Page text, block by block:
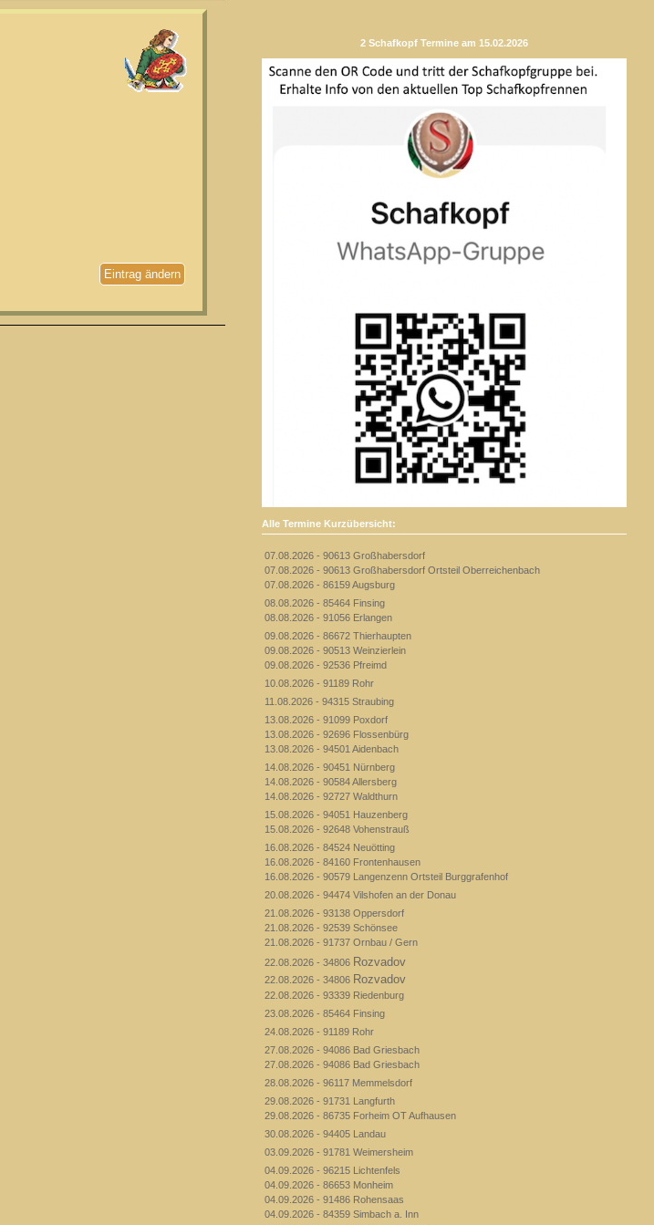
Eintrag ändern
2 Schafkopf Termine am 15.02.2026
Alle Termine Kurzübersicht:
07.08.2026 - 90613 Großhabersdorf
07.08.2026 - 90613 Großhabersdorf Ortsteil Oberreichenbach
07.08.2026 - 86159 Augsburg
08.08.2026 - 85464 Finsing
08.08.2026 - 91056 Erlangen
09.08.2026 - 86672 Thierhaupten
09.08.2026 - 90513 Weinzierlein
09.08.2026 - 92536 Pfreimd
10.08.2026 - 91189 Rohr
11.08.2026 - 94315 Straubing
13.08.2026 - 91099 Poxdorf
13.08.2026 - 92696 Flossenbürg
13.08.2026 - 94501 Aidenbach
14.08.2026 - 90451 Nürnberg
14.08.2026 - 90584 Allersberg
14.08.2026 - 92727 Waldthurn
15.08.2026 - 94051 Hauzenberg
15.08.2026 - 92648 Vohenstrauß
16.08.2026 - 84524 Neuötting
16.08.2026 - 84160 Frontenhausen
16.08.2026 - 90579 Langenzenn Ortsteil Burggrafenhof
20.08.2026 - 94474 Vilshofen an der Donau
21.08.2026 - 93138 Oppersdorf
21.08.2026 - 92539 Schönsee
21.08.2026 - 91737 Ornbau / Gern
22.08.2026 - 34806 Rozvadov
22.08.2026 - 34806 Rozvadov
22.08.2026 - 93339 Riedenburg
23.08.2026 - 85464 Finsing
24.08.2026 - 91189 Rohr
27.08.2026 - 94086 Bad Griesbach
27.08.2026 - 94086 Bad Griesbach
28.08.2026 - 96117 Memmelsdorf
29.08.2026 - 91731 Langfurth
29.08.2026 - 86735 Forheim OT Aufhausen
30.08.2026 - 94405 Landau
03.09.2026 - 91781 Weimersheim
04.09.2026 - 96215 Lichtenfels
04.09.2026 - 86653 Monheim
04.09.2026 - 91486 Rohensaas
04.09.2026 - 84359 Simbach a. Inn